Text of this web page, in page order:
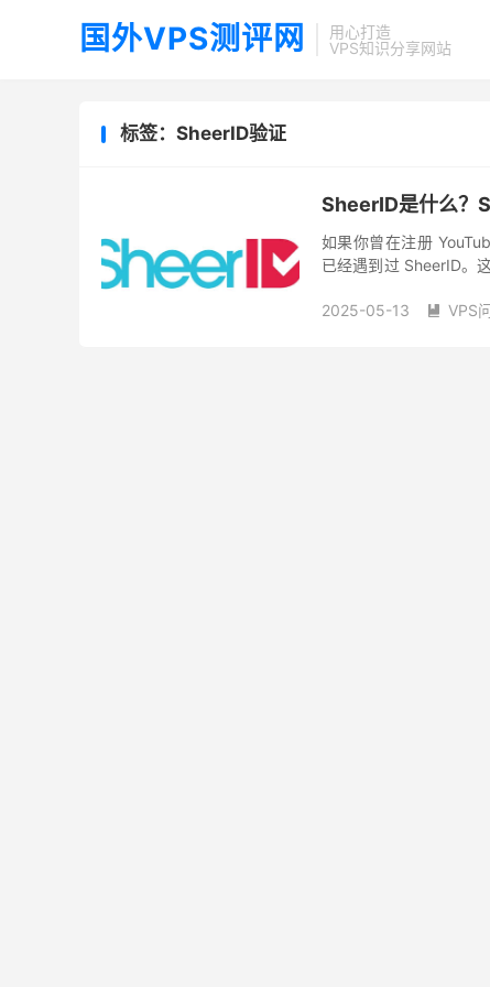
国外VPS测评网
用心打造
VPS知识分享网站
标签：SheerID验证
SheerID是什么？
如果你曾在注册
已经遇到过 SheerID。
2025-05-13  VPS